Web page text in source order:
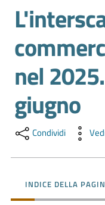
Gestire
l'impresa
Promuovere
l'impresa
e
territorio
Salta al contenuto
nel
giugno
Condividi
INDICE DELLA